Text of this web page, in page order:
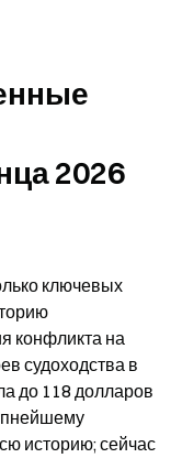
2026
ключевых
конфликта на
судоходства в
до 118 долларов
историю; сейчас